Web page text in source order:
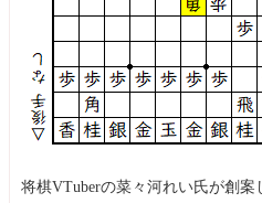
将棋VTuberの菜々河れい氏が創案